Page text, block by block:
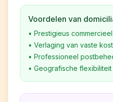
Voordelen van
• Prestigieus
• Verlaging van vaste
• Professioneel
• Geografische flexibiliteit